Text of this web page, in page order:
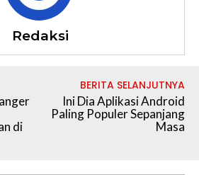
Redaksi
di
BERITA SELANJUTNYA
Ini Dia Aplikasi Android
Paling Populer Sepanjang
Masa